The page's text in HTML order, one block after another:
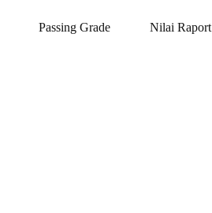
Passing Grade Nilai Raport